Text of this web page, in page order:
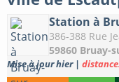
Station à
386-388 Rue
59860 Bruay-
Mise à jour hier |